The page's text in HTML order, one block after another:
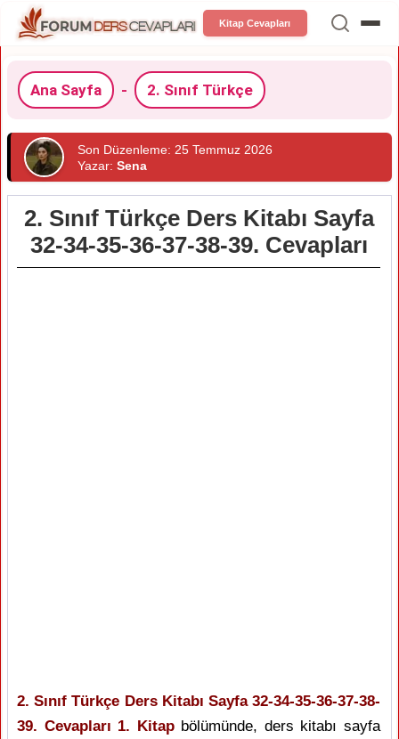
Kitap Cevapları
Ana Sayfa - 2. Sınıf Türkçe
Son Düzenleme: 25 Temmuz 2026
Yazar: Sena
2. Sınıf Türkçe Ders Kitabı Sayfa
32-34-35-36-37-38-39. Cevapları
2. Sınıf Türkçe Ders Kitabı Sayfa 32-34-35-36-37-38-
39. Cevapları 1. Kitapbölümünde, ders kitabı sayfa